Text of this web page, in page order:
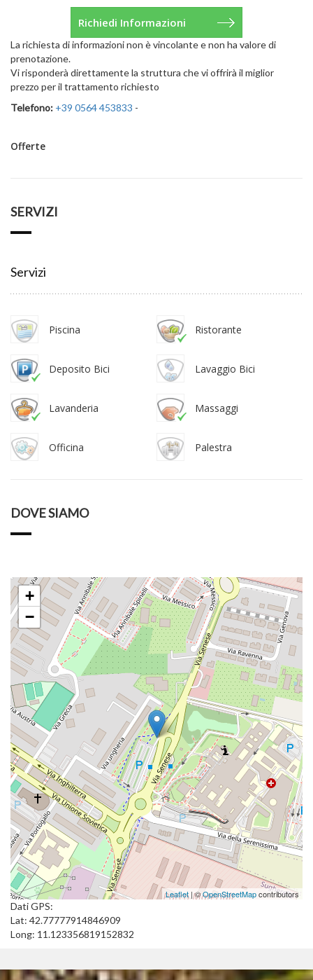
La richiesta di informazioni non è vincolante e non ha valore di
prenotazione.
Vi risponderà direttamente la struttura che vi offrirà il miglior
prezzo per il trattamento richiesto
Telefono: +39 0564 453833 -
Offerte
SERVIZI
Servizi
Piscina Ristorante
Deposito Bici Lavaggio Bici
Lavanderia Massaggi
Officina Palestra
DOVE SIAMO
+
−
Leaflet | ©OpenStreetMapcontributors
Dati GPS:
Lat: 42.77777914846909
Long: 11.123356819152832